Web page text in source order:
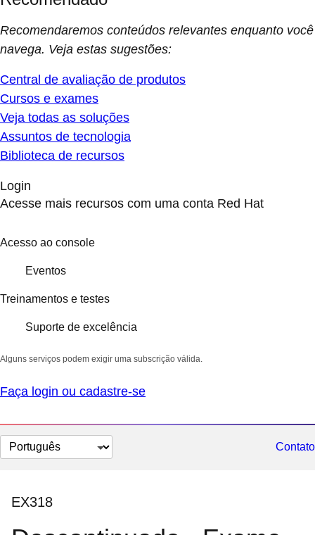
Recomendaremos conteúdos relevantes enquanto você
navega. Veja estas sugestões:
Central de avaliação de produtos
Cursos e exames
Veja todas as soluções
Assuntos de tecnologia
Biblioteca de recursos
Login
Acesse mais recursos com uma conta Red Hat
Acesso ao console
Eventos
Treinamentos e testes
Suporte de excelência
Alguns serviços podem exigir uma subscrição válida.
Faça login ou cadastre-se
Selecionar
idioma
Contato
EX318